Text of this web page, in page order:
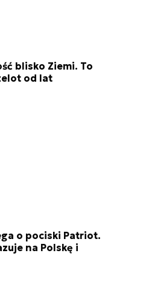
blisko Ziemi. To
od lat
o pociski Patriot.
na Polskę i